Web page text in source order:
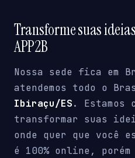
Transforme suas
APP2B
Nossa sede fica em
atendemos todo o
Ibiraçu/ES. Estamos
transformar suas
onde quer que você
é 100% online,